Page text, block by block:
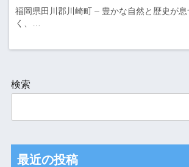
福岡県田川郡川崎町 – 豊かな自然と歴史が息
く、…
検索
最近の投稿